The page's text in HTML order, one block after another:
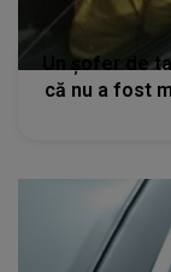
Un șofer de
că nu a fost